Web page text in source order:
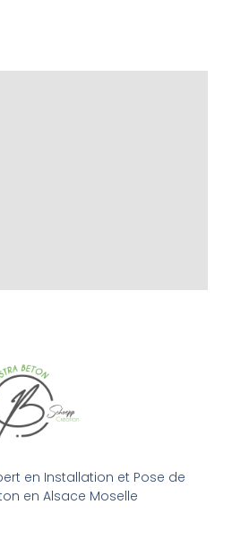
en Installation et Pose de
en Alsace Moselle